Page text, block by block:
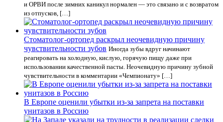
и ОРВИ после зимних каникул нормален — это связано и с возвратом
из отпусков, […]
Стоматолог-ортопед раскрыл неочевидную причину
чувствительности зубов Иногда зубы вдруг начинают
реагировать на холодную, кислую, горячую пищу даже при
использовании качественной пасты. Неочевидную причину зубной
чувствительности в комментарии «Чемпионату» […]
В Европе оценили убытки из-за запрета на поставки
унитазов в Россию